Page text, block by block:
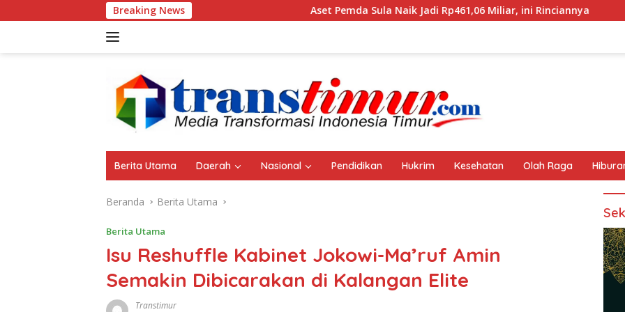
ke
Breaking News Aset Pemda Sula Naik Jadi Rp461,06 Miliar, ini Rinciannya Polres
Berita Utama Daerah Nasional Pendidikan Hukrim Kesehatan Olah Raga
Beranda Berita Utama
Berita Utama
Isu Reshuffle Kabinet Jokowi-Ma’ruf Amin
Semakin Dibicarakan di Kalangan Elite
Transtimur